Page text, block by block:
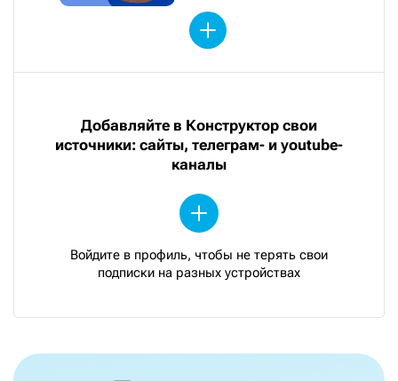
Добавляйте в Конструктор свои
источники: сайты, телеграм- и youtube-
каналы
Войдите в профиль, чтобы не терять свои
подписки на разных устройствах